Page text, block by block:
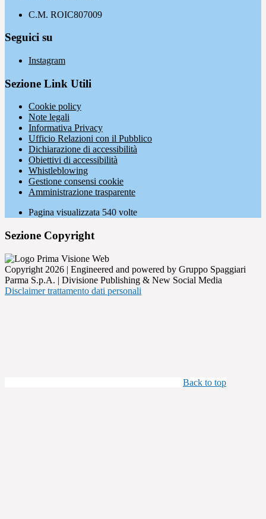
C.M. ROIC807009
Seguici su
Instagram
Sezione Link Utili
Cookie policy
Note legali
Informativa Privacy
Ufficio Relazioni con il Pubblico
Dichiarazione di accessibilità
Obiettivi di accessibilità
Whistleblowing
Gestione consensi cookie
Amministrazione trasparente
Pagina visualizzata 540 volte
Sezione Copyright
Copyright 2026 | Engineered and powered by Gruppo Spaggiari
Parma S.p.A. | Divisione Publishing & New Social Media
Disclaimer trattamento dati personali
Back to top